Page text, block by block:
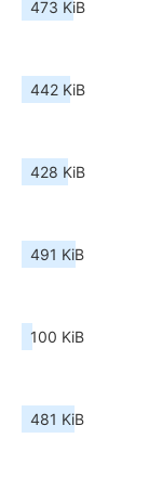
473 KiB
442 KiB
428 KiB
491 KiB
100 KiB
481 KiB